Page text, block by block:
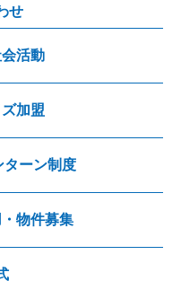
せ
活動
加盟
ターン制度
物件募集